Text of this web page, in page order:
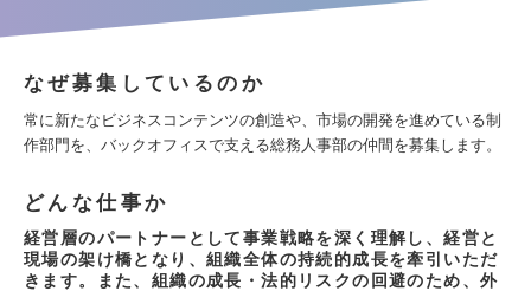
なぜ募集しているのか
常に新たなビジネスコンテンツの創造や、市場の開発を進めている制
作部門を、バックオフィスで支える総務人事部の仲間を募集します。
どんな仕事か
経営層のパートナーとして事業戦略を深く理解し、経営と
現場の架け橋となり、組織全体の持続的成長を牽引いただ
きます。また、組織の成長・法的リスクの回避のため、外